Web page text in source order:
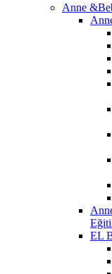
Anne
EL